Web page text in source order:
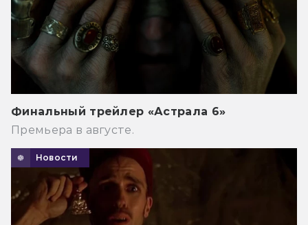
Финальный трейлер «Астрала 6»
Премьера в августе.
Новости